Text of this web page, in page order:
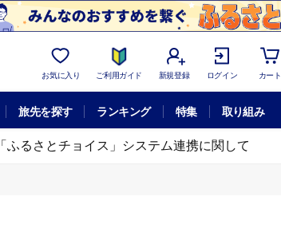
お気に入り ご利用ガイド 新規登録 ログイン カート
旅先を探す ランキング 特集 取り組み
「ふるさとチョイス」システム連携に関して